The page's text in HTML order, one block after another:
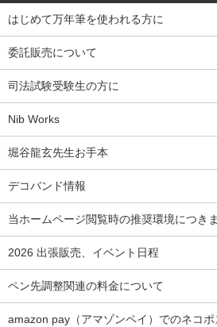
はじめて万年筆を使われる方に
委託販売について
司法試験受験生の方に
Nib Works
堀谷龍玄先生お手本
デコバンド情報
当ホームページ閲覧時の推奨環境につき
2026 出張販売、イベント日程
ペン先調整関連の料金について
amazon pay（アマゾンペイ）でのネコ